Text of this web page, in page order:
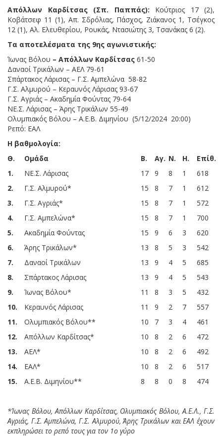
Απόλλων Καρδίτσας (Σπ. Παππάς): Κούτριος 17 (2),
Κοβάτσεφ 11 (1), Απ. Σδρόλιας, Πάσχος, Ζιάκανος 1, Τσέγκος
12 (1), Αλ. Ελευθερίου, Ρουκάς, Ντασιώτης 3, Τσανάκας 6 (2).
Τα αποτελέσματα της 9ης αγωνιστικής:
Ίωνας Βόλου – Απόλλων Καρδίτσας 61-50
Δαναοί Τρικάλων – ΑΕΛ 79-61
Σπάρτακος Λάρισας – Γ.Σ. Αμπελώνα 58-82
Γ.Σ. Αλμυρού – Κεραυνός Λάρισας 93-67
Γ.Σ. Αγριάς – Ακαδημία Φούντας 79-64
ΝΕ.Σ. Λάρισας – Άρης Τρικάλων 55-49
Ολυμπιακός Βόλου – Α.Ε.Β. Διμηνίου (5/12/2024 20:00)
Ρεπό: ΕΑΛ
Η βαθμολογία:
Θ.
Ομάδα Β. Αγ. Ν. Η.
Επίθ.
1. ΝΕ.Σ. Λάρισας 17 9 8 1
618
2. Γ.Σ. Αλμυρού* 15 8 7 1
612
3. Γ.Σ. Αγριάς* 15 8 7 1
572
4. Γ.Σ. Αμπελώνα* 15 8 7 1
700
5. Ακαδημία Φούντας 15 9 6 3
620
6. Άρης Τρικάλων* 13 8 5 3
542
7. Δαναοί Τρικάλων 13 9 4 5
685
8. Σπάρτακος Λάρισας 13 9 4 5
543
9. Ίωνας Βόλου* 11 8 3 5
432
10. Κεραυνός Λάρισας 11 9 2 7
557
11. Ολυμπιακός Βόλου** 10 7 3 4
461
12. Απόλλων Καρδίτσας* 10 8 2 6
472
13. ΑΕΛ* 10 8 2 6
492
14. ΕΑΛ* 10 8 2 6
517
15. Α.Ε.Β. Διμηνίου** 8 8 0 8 474
*Ίωνας Βόλου, Απόλλων Καρδίτσας, Ολυμπιακός Βόλου, Α.Ε.Λ., Γ.Σ.
Αγριάς, Γ.Σ. Αμπελώνα, Γ.Σ. Αλμυρού, Άρης Τρικάλων και ΕΑΛ έχουν
εκπληρώσει το ρεπό τους για τον 1ο γύρο